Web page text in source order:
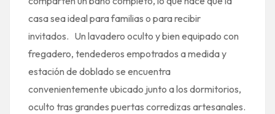
casa sea ideal para familias o para recibir
invitados. Un lavadero oculto y bien equipado con
fregadero, tendederos empotrados a medida y
estación de doblado se encuentra
convenientemente ubicado junto a los dormitorios,
oculto tras grandes puertas corredizas artesanales.